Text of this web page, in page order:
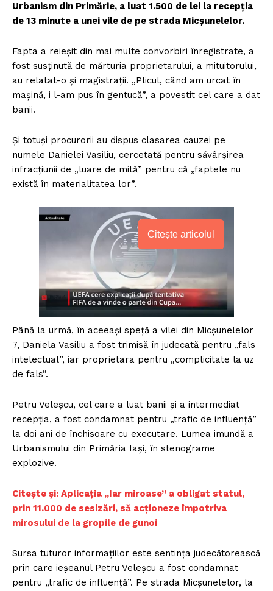
Urbanism din Primărie, a luat 1.500 de lei la recepția
de 13 minute a unei vile de pe strada Micșunelelor.
Fapta a reieșit din mai multe convorbiri înregistrate, a
fost susținută de mărturia proprietarului, a mituitorului,
au relatat-o și magistrații. „Plicul, când am urcat în
mașină, i l-am pus în gentucă”, a povestit cel care a dat
banii.
Și totuși procurorii au dispus clasarea cauzei pe
numele Danielei Vasiliu, cercetată pentru săvârșirea
infracțiunii de „luare de mită” pentru că „faptele nu
există în materialitatea lor”.
Citește articolul
Până la urmă, în aceeași speță a vilei din Micșunelelor
7, Daniela Vasiliu a fost trimisă în judecată pentru „fals
intelectual”, iar proprietara pentru „complicitate la uz
de fals”.
Petru Veleșcu, cel care a luat banii și a intermediat
recepția, a fost condamnat pentru „trafic de influență”
la doi ani de închisoare cu executare. Lumea imundă a
Urbanismului din Primăria Iași, în stenograme
explozive.
Citește și: Aplicația „Iar miroase” a obligat statul,
prin 11.000 de sesizări, să acționeze împotriva
mirosului de la gropile de gunoi
Sursa tuturor informațiilor este sentința judecătorească
prin care ieșeanul Petru Veleșcu a fost condamnat
pentru „trafic de influență”. Pe strada Micșunelelor, la